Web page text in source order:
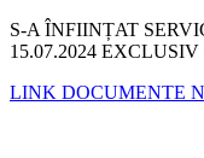
S-A ÎNFIINȚAT
15.07.2024
LINK DOCUMENTE